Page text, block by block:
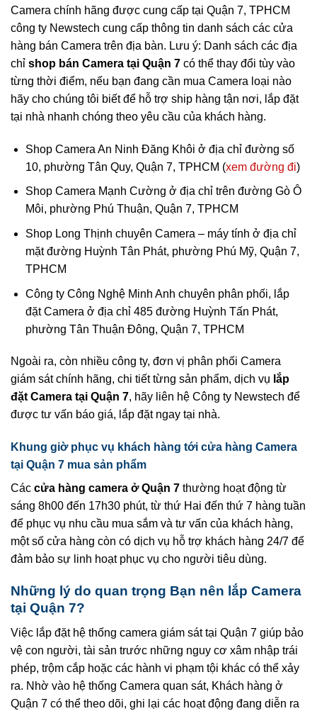
Camera chính hãng được cung cấp tại Quận 7, TPHCM
công ty Newstech cung cấp thông tin danh sách các cửa
hàng bán Camera trên địa bàn. Lưu ý: Danh sách các địa
chỉ shop bán Camera tại Quận 7 có thể thay đổi tùy vào
từng thời điểm, nếu bạn đang cần mua Camera loại nào
hãy cho chúng tôi biết để hỗ trợ ship hàng tận nơi, lắp đặt
tại nhà nhanh chóng theo yêu cầu của khách hàng.
Shop Camera An Ninh Đăng Khôi ở địa chỉ đường số
10, phường Tân Quy, Quận 7, TPHCM (xem đường đi)
Shop Camera Mạnh Cường ở địa chỉ trên đường Gò Ô
Môi, phường Phú Thuận, Quận 7, TPHCM
Shop Long Thịnh chuyên Camera – máy tính ở địa chỉ
mặt đường Huỳnh Tân Phát, phường Phú Mỹ, Quận 7,
TPHCM
Công ty Công Nghệ Minh Anh chuyên phân phối, lắp
đặt Camera ở địa chỉ 485 đường Huỳnh Tấn Phát,
phường Tân Thuận Đông, Quận 7, TPHCM
Ngoài ra, còn nhiều công ty, đơn vị phân phối Camera
giám sát chính hãng, chi tiết từng sản phẩm, dịch vụ lắp
đặt Camera tại Quận 7, hãy liên hệ Công ty Newstech để
được tư vấn báo giá, lắp đặt ngay tại nhà.
Khung giờ phục vụ khách hàng tới cửa hàng Camera
tại Quận 7 mua sản phẩm
Các cửa hàng camera ở Quận 7 thường hoạt động từ
sáng 8h00 đến 17h30 phút, từ thứ Hai đến thứ 7 hàng tuần
để phục vụ nhu cầu mua sắm và tư vấn của khách hàng,
một số cửa hàng còn có dịch vụ hỗ trợ khách hàng 24/7 để
đảm bảo sự linh hoạt phục vụ cho người tiêu dùng.
Những lý do quan trọng Bạn nên lắp Camera
tại Quận 7?
Việc lắp đặt hệ thống camera giám sát tại Quận 7 giúp bảo
vệ con người, tài sản trước những nguy cơ xâm nhập trái
phép, trộm cắp hoặc các hành vi phạm tội khác có thể xảy
ra. Nhờ vào hệ thống Camera quan sát, Khách hàng ở
Quận 7 có thể theo dõi, ghi lại các hoạt động đang diễn ra